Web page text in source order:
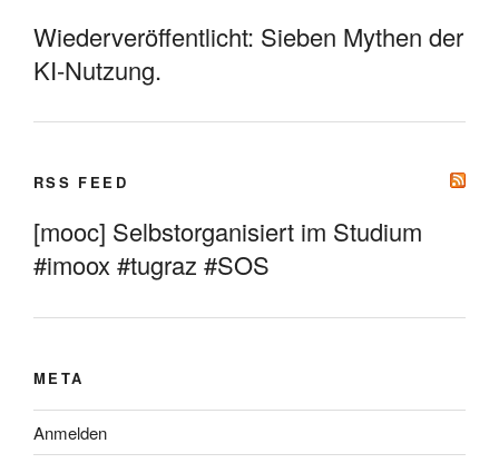
Wiederveröffentlicht: Sieben Mythen der
KI-Nutzung.
RSS FEED
[mooc] Selbstorganisiert im Studium
#imoox #tugraz #SOS
META
Anmelden